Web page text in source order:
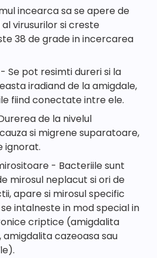
incearca sa se apere de
virusurilor si creste
38 de grade in incercarea
Se pot resimti dureri si la
iradiand de la amigdale,
fiind conectate intre ele.
de la nivelul
si migrene suparatoare,
ignorat.
- Bacteriile sunt
mirosul neplacut si ori de
apare si mirosul specific
intalneste in mod special in
criptice (amigdalita
cazeoasa sau